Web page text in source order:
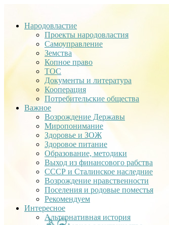
Народовластие
Проекты народовластия
Самоуправление
Земства
Копное право
ТОС
Документы и литература
Кооперация
Потребительские общества
Важное
Возрождение Державы
Миропонимание
Здоровье и ЗОЖ
Здоровое питание
Образование, методики
Выход из финансового рабства
СССР и Сталинское наследние
Возрождение нравственности
Поселения и родовые поместья
Рекомендуем
Интересное
Альтернативная история